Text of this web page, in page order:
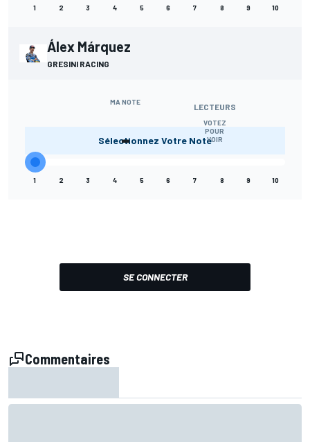
1 2 3 4 5 6 7 8 9 10
Álex Márquez
GRESINI RACING
MA NOTE
-
LECTEURS
VOTEZ
POUR
VOIR
Sélectionnez Votre Note
1 2 3 4 5 6 7 8 9 10
SE CONNECTER
Commentaires